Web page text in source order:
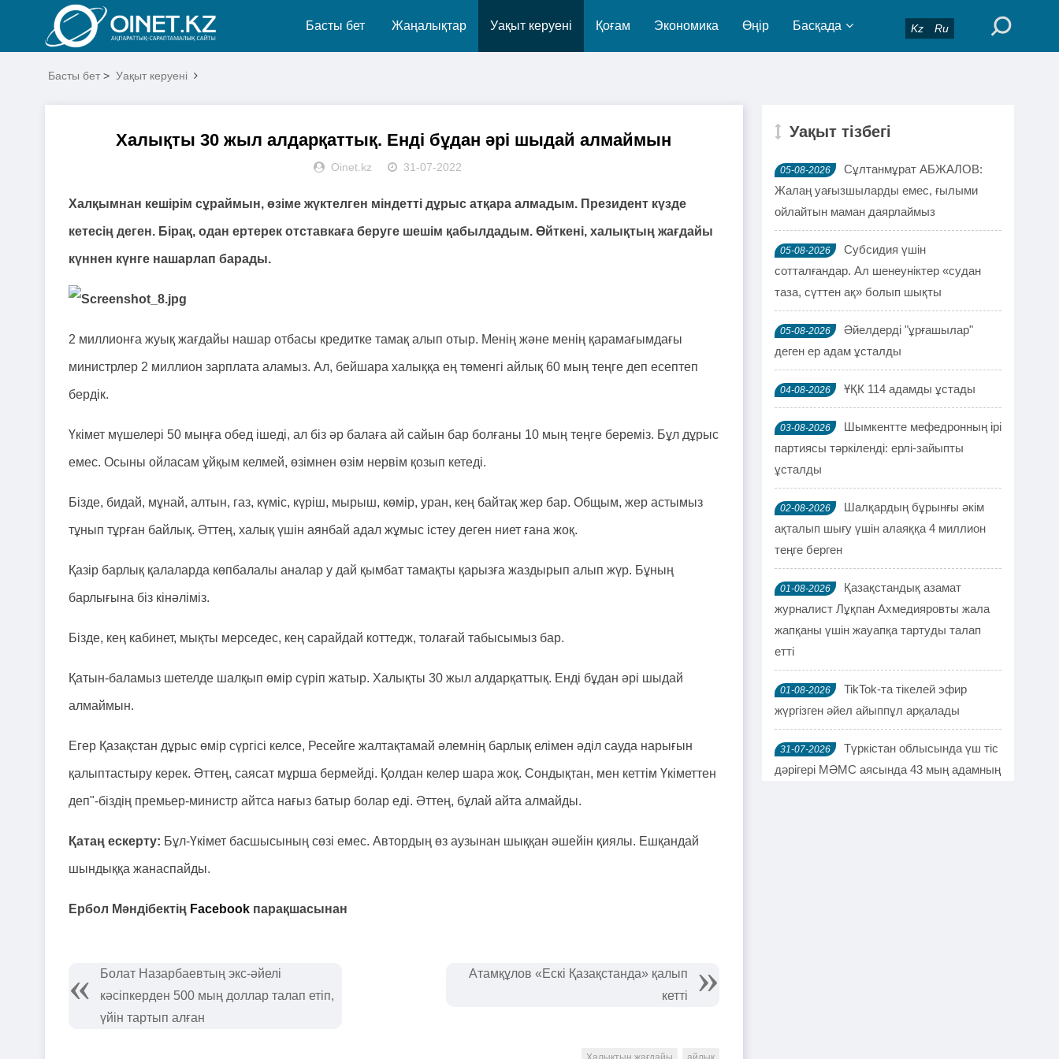
Kz Ru
Басты бет Жаңалықтар Уақыт керуені Қоғам Экономика Өңір Басқада
Басты бет > Уақыт керуені
Халықты 30 жыл алдарқаттық. Енді бұдан әрі шыдай алмаймын
Oinet.kz 31-07-2022
Халқымнан кешірім сұраймын, өзіме жүктелген міндетті дұрыс атқара алмадым. Президент күзде
кетесің деген. Бірақ, одан ертерек отставкаға беруге шешім қабылдадым. Өйткені, халықтың жағдайы
күннен күнге нашарлап барады.
2 миллионға жуық жағдайы нашар отбасы кредитке тамақ алып отыр. Менің және менің қарамағымдағы
министрлер 2 миллион зарплата аламыз. Ал, бейшара халыққа ең төменгі айлық 60 мың теңге деп есептеп
бердік.
Үкімет мүшелері 50 мыңға обед ішеді, ал біз әр балаға ай сайын бар болғаны 10 мың теңге береміз. Бұл дұрыс
емес. Осыны ойласам ұйқым келмей, өзімнен өзім нервім қозып кетеді.
Бізде, бидай, мұнай, алтын, газ, күміс, күріш, мырыш, көмір, уран, кең байтақ жер бар. Общым, жер астымыз
тұнып тұрған байлық. Әттең, халық үшін аянбай адал жұмыс істеу деген ниет ғана жоқ.
Қазір барлық қалаларда көпбалалы аналар у дай қымбат тамақты қарызға жаздырып алып жүр. Бұның
барлығына біз кінәліміз.
Бізде, кең кабинет, мықты мерседес, кең сарайдай коттедж, толағай табысымыз бар.
Қатын-баламыз шетелде шалқып өмір сүріп жатыр. Халықты 30 жыл алдарқаттық. Енді бұдан әрі шыдай
алмаймын.
Егер Қазақстан дұрыс өмір сүргісі келсе, Ресейге жалтақтамай әлемнің барлық елімен әділ сауда нарығын
қалыптастыру керек. Әттең, саясат мұрша бермейді. Қолдан келер шара жоқ. Сондықтан, мен кеттім Үкіметтен
деп"-біздің премьер-министр айтса нағыз батыр болар еді. Әттең, бұлай айта алмайды.
Қатаң ескерту: Бұл-Үкімет басшысының сөзі емес. Автордың өз аузынан шыққан әшейін қиялы. Ешқандай
шындыққа жанаспайды.
Ербол Мәндібектің Facebook парақшасынан
Болат Назарбаевтың экс-әйелі
кәсіпкерден 500 мың доллар талап етіп,
үйін тартып алған
Атамқұлов «Ескі Қазақстанда» қалып
кетті
Уақыт тізбегі
05-08-2026
Сұлтанмұрат АБЖАЛОВ:
Жалаң уағызшыларды емес, ғылыми
ойлайтын маман даярлаймыз
05-08-2026
Субсидия үшін
сотталғандар. Ал шенеуніктер «судан
таза, сүттен ақ» болып шықты
05-08-2026
Әйелдерді "ұрғашылар"
деген ер адам ұсталды
04-08-2026 ҰҚК 114 адамды ұстады
03-08-2026
Шымкентте мефедронның ірі
партиясы тәркіленді: ерлі-зайыпты
ұсталды
02-08-2026
Шалқардың бұрынғы әкім
ақталып шығу үшін алаяққа 4 миллион
теңге берген
01-08-2026
Қазақстандық азамат
журналист Лұқпан Ахмедияровты жала
жапқаны үшін жауапқа тартуды талап
етті
01-08-2026
TikTok-та тікелей эфир
жүргізген әйел айыппұл арқалады
31-07-2026
Түркістан облысында үш тіс
дәрігері МӘМС аясында 43 мың адамның